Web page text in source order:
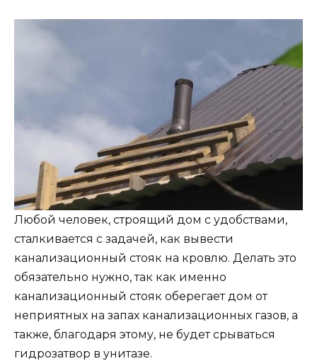
Любой человек, строящий дом с удобствами,
сталкивается с задачей, как вывести
канализационный стояк на кровлю. Делать это
обязательно нужно, так как именно
канализационный стояк оберегает дом от
неприятных на запах канализационных газов, а
также, благодаря этому, не будет срываться
гидрозатвор в унитазе.